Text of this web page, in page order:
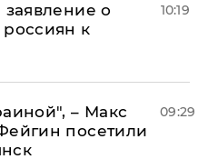
о
к
10:19
– Макс
посетили
09:29